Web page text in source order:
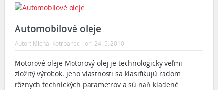
Automobilové oleje
Autor: Michal Kotrbanec on: 24. 5. 2010
Motorové oleje Motorový olej je technologicky veľmi
zložitý výrobok. Jeho vlastnosti sa klasifikujú radom
rôznych technických parametrov a sú naň kladené